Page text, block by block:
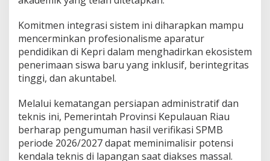
Komitmen integrasi sistem ini diharapkan mampu
mencerminkan profesionalisme aparatur
pendidikan di Kepri dalam menghadirkan ekosistem
penerimaan siswa baru yang inklusif, berintegritas
tinggi, dan akuntabel.
Melalui kematangan persiapan administratif dan
teknis ini, Pemerintah Provinsi Kepulauan Riau
berharap pengumuman hasil verifikasi SPMB
periode 2026/2027 dapat meminimalisir potensi
kendala teknis di lapangan saat diakses massal.